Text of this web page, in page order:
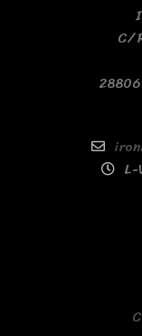
C/
L-